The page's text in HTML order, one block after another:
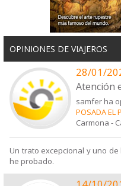
OPINIONES DE VIAJEROS
28/01/
Atención
samfer ha
POSADA EL
Carmona -
Un trato excepcional y uno
he probado.